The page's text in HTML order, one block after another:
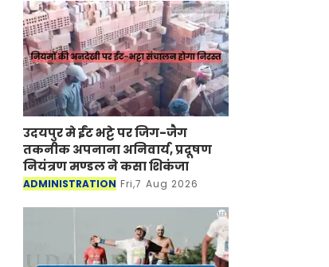
उदयपुर मे ईंट भट्टे पर जिग-जैग
तकनीक अपनाना अनिवार्य, प्रदूषण
नियंत्रण मण्डल ने कसा शिकंजा
ADMINISTRATION Fri,7 Aug 2026